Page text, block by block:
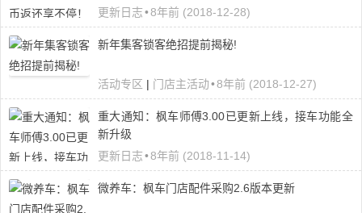
更新日志•8年前 (2018-12-28)
新年集客锁客绝招提前揭秘!
活动专区 | 门店主活动•8年前 (2018-12-27)
重大通知：枫车师傅3.00已更新上线，接车功能全
新升级
更新日志•8年前 (2018-11-14)
微养车：枫车门店配件采购2.6版本更新